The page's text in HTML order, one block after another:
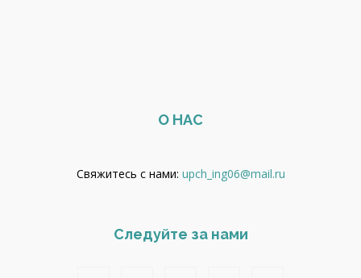
О НАС
Свяжитесь с нами: upch_ing06@mail.ru
Следуйте за нами